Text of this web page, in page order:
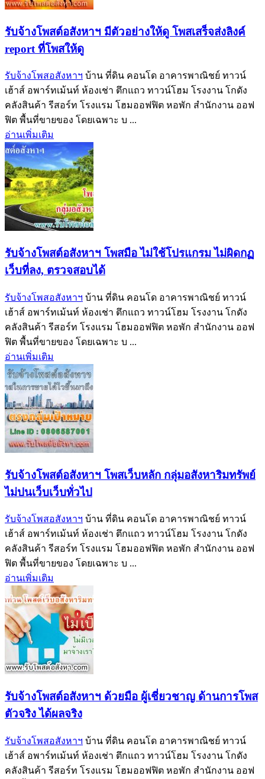
รับจ้างโพสต์อสังหาฯ มีตัวอย่างให้ดู โพสเสร็จส่งลิงค์
report ที่โพสให้ดู
รับจ้างโพสอสังหาฯ บ้าน ที่ดิน คอนโด อาคารพาณิชย์ ทาวน์
เฮ้าส์ อพาร์ทเม้นท์ ห้องเช่า ตึกแถว ทาวน์โฮม โรงงาน โกดัง
คลังสินค้า รีสอร์ท โรงแรม โฮมออฟฟิต หอพัก สำนักงาน ออฟ
ฟิต พื้นที่ขายของ โดยเฉพาะ บ ...
อ่านเพิ่มเติม
รับจ้างโพสต์อสังหาฯ โพสมือ ไม่ใช้โปรแกรม ไม่ผิดกฏ
เว็บที่ลง, ตรวจสอบได้
รับจ้างโพสอสังหาฯ บ้าน ที่ดิน คอนโด อาคารพาณิชย์ ทาวน์
เฮ้าส์ อพาร์ทเม้นท์ ห้องเช่า ตึกแถว ทาวน์โฮม โรงงาน โกดัง
คลังสินค้า รีสอร์ท โรงแรม โฮมออฟฟิต หอพัก สำนักงาน ออฟ
ฟิต พื้นที่ขายของ โดยเฉพาะ บ ...
อ่านเพิ่มเติม
รับจ้างโพสต์อสังหาฯ โพสเว็บหลัก กลุ่มอสังหาริมทรัพย์
ไม่ปนเว็บเว็บทั่วไป
รับจ้างโพสอสังหาฯ บ้าน ที่ดิน คอนโด อาคารพาณิชย์ ทาวน์
เฮ้าส์ อพาร์ทเม้นท์ ห้องเช่า ตึกแถว ทาวน์โฮม โรงงาน โกดัง
คลังสินค้า รีสอร์ท โรงแรม โฮมออฟฟิต หอพัก สำนักงาน ออฟ
ฟิต พื้นที่ขายของ โดยเฉพาะ บ ...
อ่านเพิ่มเติม
รับจ้างโพสต์อสังหาฯ ด้วยมือ ผู้เชี่ยวชาญ ด้านการโพส
ตัวจริง ได้ผลจริง‎
รับจ้างโพสอสังหาฯ บ้าน ที่ดิน คอนโด อาคารพาณิชย์ ทาวน์
เฮ้าส์ อพาร์ทเม้นท์ ห้องเช่า ตึกแถว ทาวน์โฮม โรงงาน โกดัง
คลังสินค้า รีสอร์ท โรงแรม โฮมออฟฟิต หอพัก สำนักงาน ออฟ